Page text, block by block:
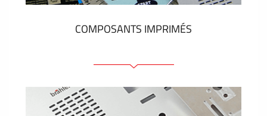
COMPOSANTS IMPRIMÉS
Faces avant plastique
Clavier a membrane